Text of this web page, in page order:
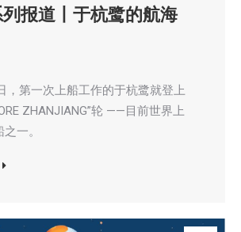
报道丨于杭鹭的航海
，第一次上船工作的于杭鹭就登上
ZHANJIANG”轮 ——目前世界上
一。